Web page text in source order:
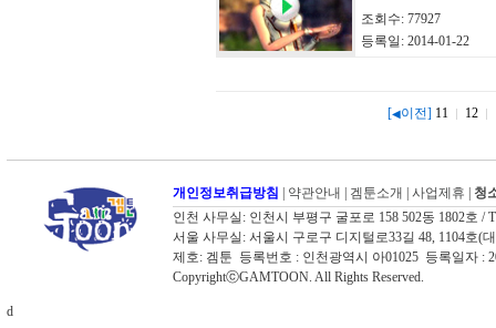
조회수: 77927
등록일: 2014-01-22
[◀이전] 11 12
개인정보취급방침 약관안내 겜툰소개 사업제휴
청
인천 사무실: 인천시 부평구 굴포로 158 502동 1802호 /
서울 사무실: 서울시 구로구 디지털로33길 48, 1104호(
제호: 겜툰 등록번호 : 인천광역시 아01025 등록일자 :
CopyrightⓒGAMTOON. All Rights Reserved.
d